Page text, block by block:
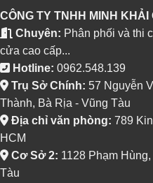
CÔNG TY TNHH MINH KHẢI
Chuyên: Phân phối và thi
cửa cao cấp...
Hotline: 0962.548.139
Trụ Sở Chính: 57 Nguyễn
Thành, Bà Rịa - Vũng Tàu
Địa chỉ văn phòng: 789
HCM
Cơ Sở 2: 1128 Phạm
Tàu